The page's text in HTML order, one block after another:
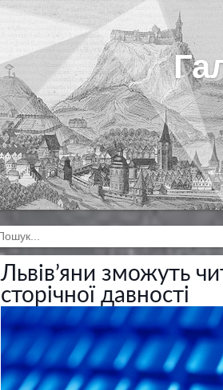
Львів’яни зможуть
сторічної давності